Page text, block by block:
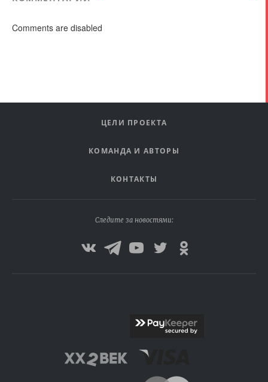
Comments are disabled
ЦЕЛИ ПРОЕКТА
КОМАНДА И АВТОРЫ
КОНТАКТЫ
Следите за новостями: